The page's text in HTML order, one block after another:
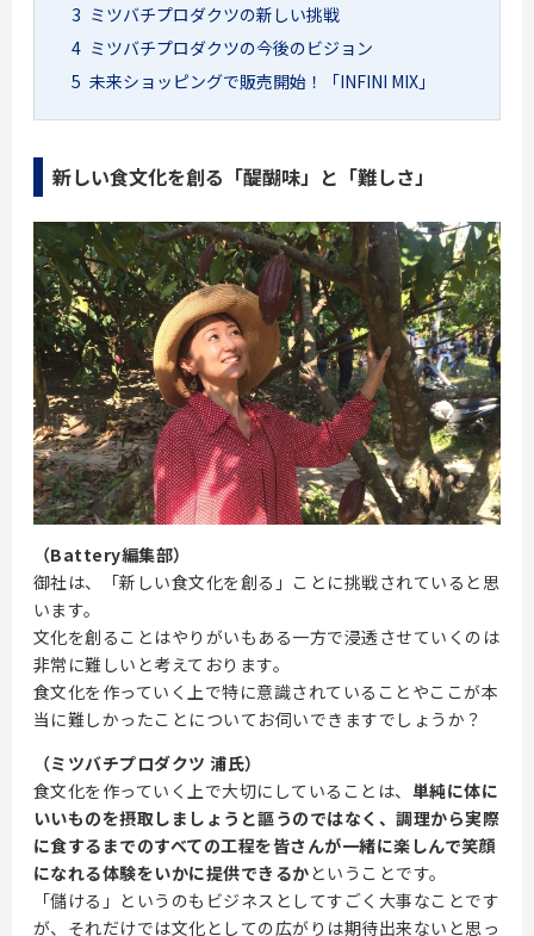
3 ミツバチプロダクツの新しい挑戦
4 ミツバチプロダクツの今後のビジョン
5 未来ショッピングで販売開始！「INFINI MIX」
新しい食文化を創る「醍醐味」と「難しさ」
（Battery編集部）
御社は、「新しい食文化を創る」ことに挑戦されていると思
います。
文化を創ることはやりがいもある一方で浸透させていくのは
非常に難しいと考えております。
食文化を作っていく上で特に意識されていることやここが本
当に難しかったことについてお伺いできますでしょうか？
（ミツバチプロダクツ 浦氏）
食文化を作っていく上で大切にしていることは、 単純に体に
いいものを摂取しましょうと謳うのではなく、調理から実際
に食するまでのすべての工程を皆さんが一緒に楽しんで笑顔
になれる体験をいかに提供できるかということです。
「儲ける」というのもビジネスとしてすごく大事なことです
が、それだけでは文化としての広がりは期待出来ないと思っ